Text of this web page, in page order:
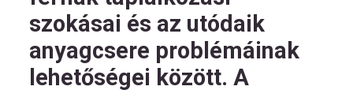
szokásai és az utódaik
anyagcsere problémáinak
lehetőségei között. A